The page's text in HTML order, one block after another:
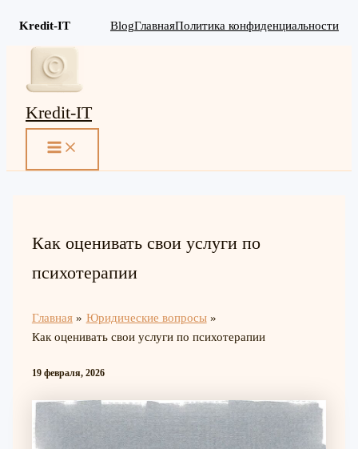
Kredit-IT BlogГлавнаяПолитика конфиденциальности
Перейти
содержимому
Kredit-IT
MAIN
Как оценивать свои услуги по
психотерапии
Главная
Юридические вопросы
Как оценивать свои услуги по психотерапии
19 февраля, 2026